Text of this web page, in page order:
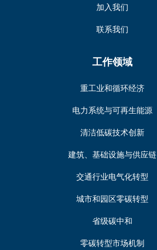
加入我们
联系我们
工作领域
重工业和循环经济
电力系统与可再生能源
清洁低碳技术创新
建筑、基础设施与供应链
交通行业电气化转型
城市和园区零碳转型
省级碳中和
零碳转型市场机制